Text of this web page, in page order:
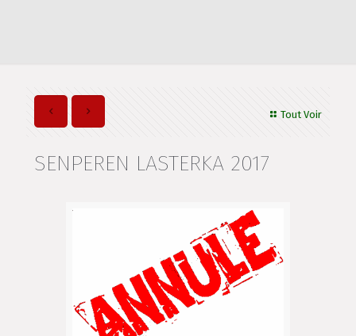
Tout Voir
SENPEREN LASTERKA 2017